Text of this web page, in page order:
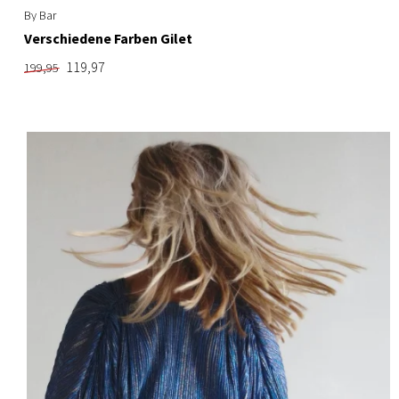
By Bar
Verschiedene Farben Gilet
199,95 119,97